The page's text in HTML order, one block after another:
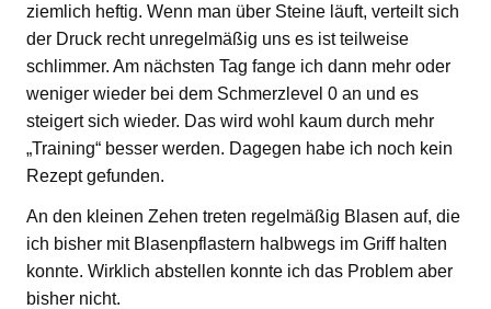
ziemlich heftig. Wenn man über Steine läuft, verteilt sich
der Druck recht unregelmäßig uns es ist teilweise
schlimmer. Am nächsten Tag fange ich dann mehr oder
weniger wieder bei dem Schmerzlevel 0 an und es
steigert sich wieder. Das wird wohl kaum durch mehr
„Training“ besser werden. Dagegen habe ich noch kein
Rezept gefunden.
An den kleinen Zehen treten regelmäßig Blasen auf, die
ich bisher mit Blasenpflastern halbwegs im Griff halten
konnte. Wirklich abstellen konnte ich das Problem aber
bisher nicht.